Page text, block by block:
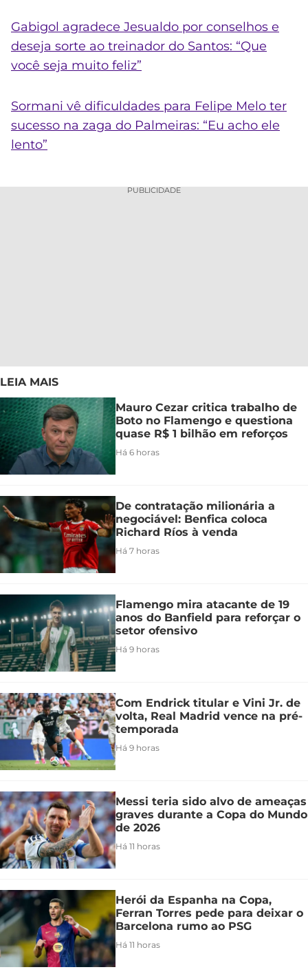
Gabigol agradece Jesualdo por conselhos e
deseja sorte ao treinador do Santos: “Que
você seja muito feliz”
Sormani vê dificuldades para Felipe Melo ter
sucesso na zaga do Palmeiras: “Eu acho ele
lento”
PUBLICIDADE
LEIA MAIS
Mauro Cezar critica trabalho de
Boto no Flamengo e questiona
quase R$ 1 bilhão em reforços
Há 6 horas
De contratação milionária a
negociável: Benfica coloca
Richard Ríos à venda
Há 7 horas
Flamengo mira atacante de 19
anos do Banfield para reforçar o
setor ofensivo
Há 9 horas
Com Endrick titular e Vini Jr. de
volta, Real Madrid vence na pré-
temporada
Há 9 horas
Messi teria sido alvo de ameaças
graves durante a Copa do Mundo
de 2026
Há 11 horas
Herói da Espanha na Copa,
Ferran Torres pede para deixar o
Barcelona rumo ao PSG
Há 11 horas